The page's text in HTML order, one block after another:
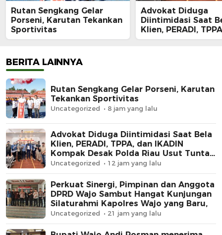
Rutan Sengkang Gelar
Porseni, Karutan Tekankan
Sportivitas
Advokat Diduga
Diintimidasi Saat
Klien, PERADI,
IKADIN Kompak
BERITA LAINNYA
Rutan Sengkang Gelar Porseni, Karutan
Tekankan Sportivitas
Uncategorized 8 jam yang lalu
Advokat Diduga Diintimidasi Saat Bela
Klien, PERADI, TPPA, dan IKADIN
Kompak Desak Polda Riau Usut Tuntas
Dugaan Premanisme
Uncategorized 12 jam yang lalu
Perkuat Sinergi, Pimpinan dan Anggota
DPRD Wajo Sambut Hangat Kunjungan
Silaturahmi Kapolres Wajo yang Baru,
Uncategorized 21 jam yang lalu